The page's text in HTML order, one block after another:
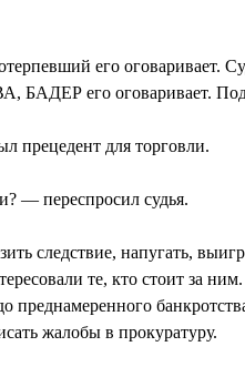
его оговаривает.
БАДЕР его оговаривает.
прецедент для торговли.
— переспросил судья.
следствие, напугать,
те, кто стоит за
преднамеренного
жалобы в прокуратуру.